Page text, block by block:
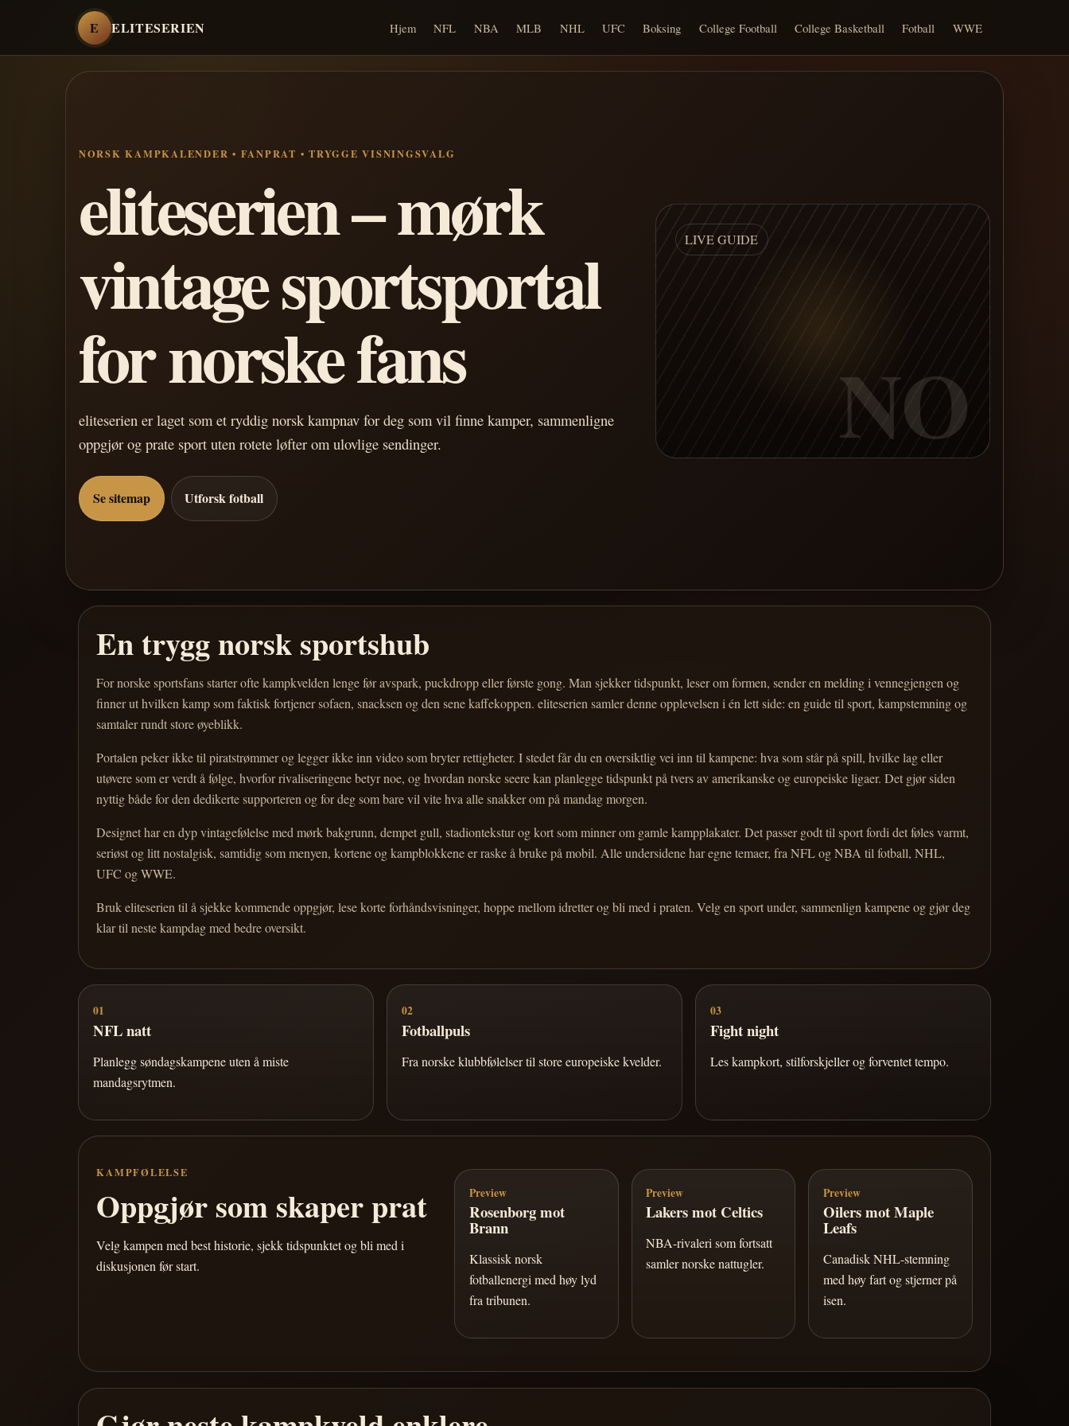
E ELITESERIEN Hjem NFL NBA MLB NHL UFC Boksing College Football College Basketball Fotball WWE
NORSK KAMPKALENDER • FANPRAT • TRYGGE VISNINGSVALG
eliteserien – mørk
vintage sportsportal
for norske fans
eliteserien er laget som et ryddig norsk kampnav for deg som vil finne kamper, sammenligne
oppgjør og prate sport uten rotete løfter om ulovlige sendinger.
Se sitemap Utforsk fotball
LIVE GUIDE
NO
En trygg norsk sportshub
For norske sportsfans starter ofte kampkvelden lenge før avspark, puckdropp eller første gong. Man sjekker tidspunkt, leser om formen, sender en melding i vennegjengen og
finner ut hvilken kamp som faktisk fortjener sofaen, snacksen og den sene kaffekoppen. eliteserien samler denne opplevelsen i én lett side: en guide til sport, kampstemning og
samtaler rundt store øyeblikk.
Portalen peker ikke til piratstrømmer og legger ikke inn video som bryter rettigheter. I stedet får du en oversiktlig vei inn til kampene: hva som står på spill, hvilke lag eller
utøvere som er verdt å følge, hvorfor rivaliseringene betyr noe, og hvordan norske seere kan planlegge tidspunkt på tvers av amerikanske og europeiske ligaer. Det gjør siden
nyttig både for den dedikerte supporteren og for deg som bare vil vite hva alle snakker om på mandag morgen.
Designet har en dyp vintagefølelse med mørk bakgrunn, dempet gull, stadiontekstur og kort som minner om gamle kampplakater. Det passer godt til sport fordi det føles varmt,
seriøst og litt nostalgisk, samtidig som menyen, kortene og kampblokkene er raske å bruke på mobil. Alle undersidene har egne temaer, fra NFL og NBA til fotball, NHL,
UFC og WWE.
Bruk eliteserien til å sjekke kommende oppgjør, lese korte forhåndsvisninger, hoppe mellom idretter og bli med i praten. Velg en sport under, sammenlign kampene og gjør deg
klar til neste kampdag med bedre oversikt.
01
NFL natt
Planlegg søndagskampene uten å miste
mandagsrytmen.
02
Fotballpuls
Fra norske klubbfølelser til store europeiske kvelder.
03
Fight night
Les kampkort, stilforskjeller og forventet tempo.
KAMPFØLELSE
Oppgjør som skaper prat
Velg kampen med best historie, sjekk tidspunktet og bli med i
diskusjonen før start.
Preview
Rosenborg mot
Brann
Klassisk norsk
fotballenergi med høy lyd
fra tribunen.
Preview
Lakers mot Celtics
NBA-rivaleri som fortsatt
samler norske nattugler.
Preview
Oilers mot Maple
Leafs
Canadisk NHL-stemning
med høy fart og stjerner på
isen.